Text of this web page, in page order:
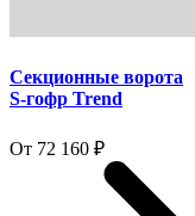
Секционные ворота
S-гофр Trend
От 72 160 ₽